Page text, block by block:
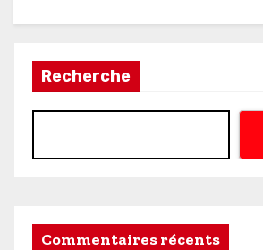
Recherche
Commentaires récents